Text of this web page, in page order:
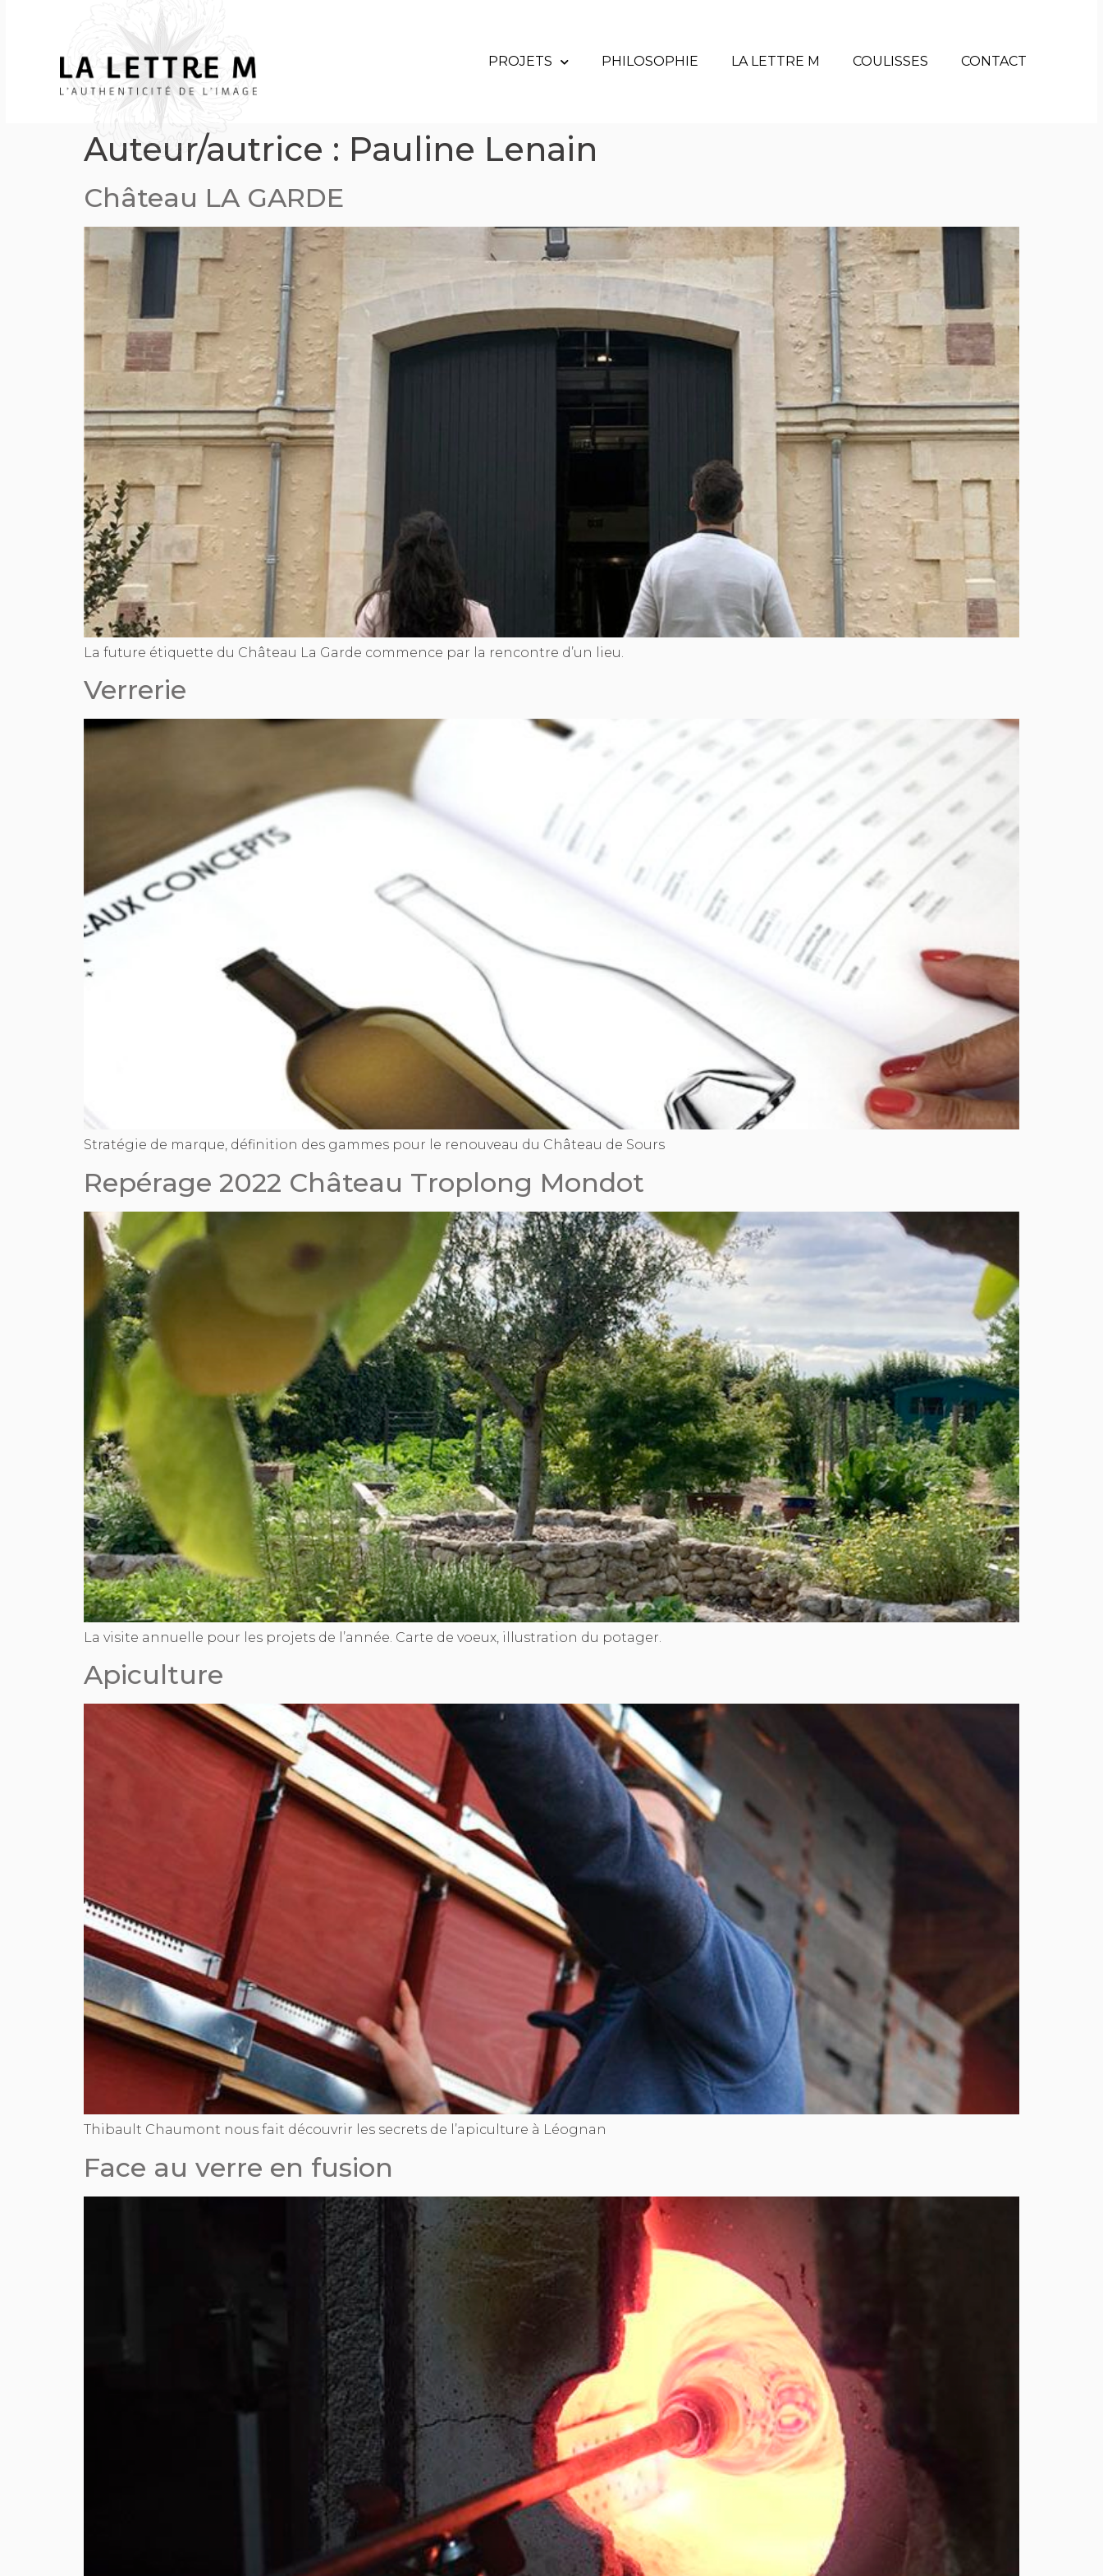
PROJETS PHILOSOPHIE LA LETTRE M COULISSES CONTACT
Auteur/autrice : Pauline Lenain
Château LA GARDE
La future étiquette du Château La Garde commence par la rencontre d’un lieu.
Verrerie
Stratégie de marque, définition des gammes pour le renouveau du Château de Sours
Repérage 2022 Château Troplong Mondot
La visite annuelle pour les projets de l’année. Carte de voeux, illustration du potager.
Apiculture
Thibault Chaumont nous fait découvrir les secrets de l’apiculture à Léognan
Face au verre en fusion